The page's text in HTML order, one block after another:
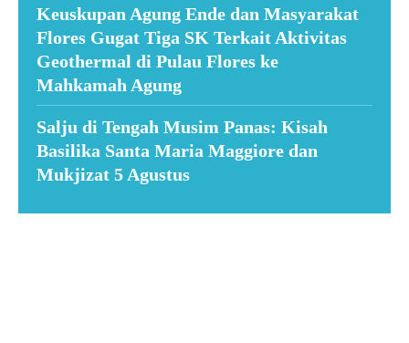
Keuskupan Agung Ende dan Masyarakat
Flores Gugat Tiga SK Terkait Aktivitas
Geothermal di Pulau Flores ke
Mahkamah Agung
Salju di Tengah Musim Panas: Kisah
Basilika Santa Maria Maggiore dan
Mukjizat 5 Agustus